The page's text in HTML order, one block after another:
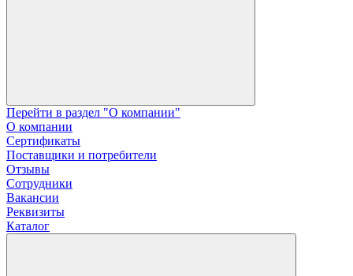
Перейти в раздел "О компании"
О компании
Сертификаты
Поставщики и потребители
Отзывы
Сотрудники
Вакансии
Реквизиты
Каталог